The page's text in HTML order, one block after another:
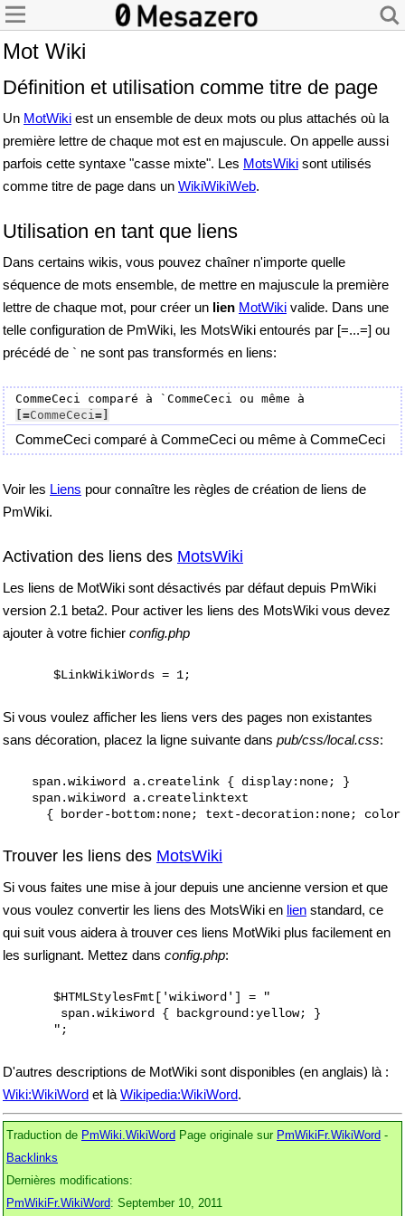
Mot Wiki
Définition et utilisation comme titre de page
Un MotWiki est un ensemble de deux mots ou plus attachés où la
première lettre de chaque mot est en majuscule. On appelle aussi
parfois cette syntaxe "casse mixte". Les MotsWiki sont utilisés
comme titre de page dans un WikiWikiWeb.
Utilisation en tant que liens
Dans certains wikis, vous pouvez chaîner n'importe quelle
séquence de mots ensemble, de mettre en majuscule la première
lettre de chaque mot, pour créer un lien MotWiki valide. Dans une
telle configuration de PmWiki, les MotsWiki entourés par [=...=] ou
précédé de ` ne sont pas transformés en liens:
[=CommeCeci=]
CommeCeci comparé à CommeCeci ou même à CommeCeci
Voir les Liens pour connaître les règles de création de liens de
PmWiki.
Activation des liens des MotsWiki
Les liens de MotWiki sont désactivés par défaut depuis PmWiki
version 2.1 beta2. Pour activer les liens des MotsWiki vous devez
ajouter à votre fichier config.php
$LinkWikiWords = 1;
Si vous voulez afficher les liens vers des pages non existantes
sans décoration, placez la ligne suivante dans pub/css/local.css:
    span.wikiword a.createlink { display:none; }
    span.wikiword a.createlinktext
Trouver les liens des MotsWiki
Si vous faites une mise à jour depuis une ancienne version et que
vous voulez convertir les liens des MotsWiki en lien standard, ce
qui suit vous aidera à trouver ces liens MotWiki plus facilement en
les surlignant. Mettez dans config.php:
       $HTMLStylesFmt['wikiword'] = "
        span.wikiword { background:yellow; }
D'autres descriptions de MotWiki sont disponibles (en anglais) là :
Wiki:WikiWord et là Wikipedia:WikiWord.
Traduction de PmWiki.WikiWord Page originale sur PmWikiFr.WikiWord -
Backlinks
Dernières modifications:
PmWikiFr.WikiWord: September 10, 2011